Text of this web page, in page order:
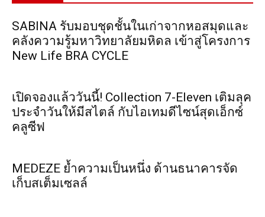
SABINA รับมอบชุดชั้นในเก่าจากหอสมุดและ
คลังความรู้มหาวิทยาลัยมหิดล เข้าสู่โครงการ
New Life BRA CYCLE
เปิดจองแล้ววันนี้! Collection 7-Eleven เติมลุค
ประจำวันให้มีสไตล์ กับไอเทมดีไซน์สุดเอ็กซ์
คลูซีฟ
MEDEZE ย้ำความเป็นหนึ่ง ด้านธนาคารจัด
เก็บสเต็มเซลล์